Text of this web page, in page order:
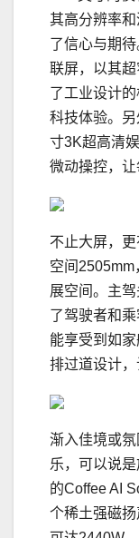
其高分辨率
了信心与期
联屏，以其
了工业设计
科技体验。
寸3K超高清
微动操控，让
不止大屏，
空间
展空间。主
了驾驶者和
能享受到如
排过道设计，
渐入佳境或
乐，可以说
的Coffee AI
个稀土强磁